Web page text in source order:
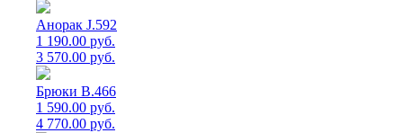
Анорак J.592
1 190.00 руб.
3 570.00 руб.
Брюки B.466
1 590.00 руб.
4 770.00 руб.